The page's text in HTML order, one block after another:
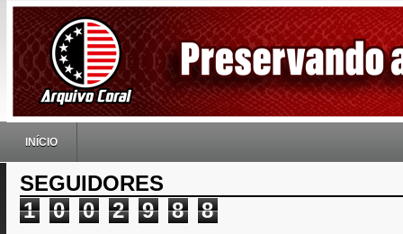
INÍCIO
SEGUIDORES
1
0 0 2 9 8 8